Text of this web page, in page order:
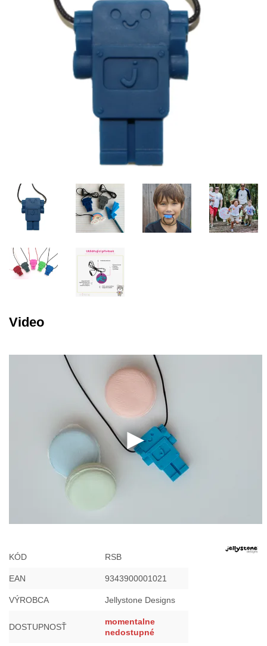
Misky, príbory
Skladovanie potravín
Výbava na príkrmy
Detské nože a krájače
Video
KÓD RSB
EAN 9343900001021
VÝROBCA Jellystone Designs
DOSTUPNOSŤ
momentalne
nedostupné